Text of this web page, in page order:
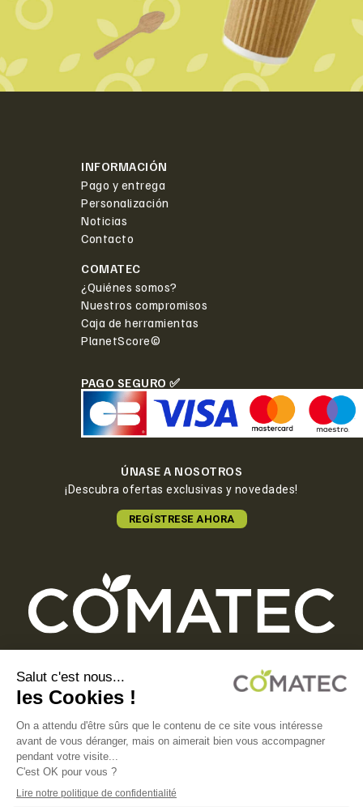
INFORMACIÓN
Pago y entrega
Personalización
Noticias
Contacto
COMATEC
¿Quiénes somos?
Nuestros compromisos
Caja de herramientas
PlanetScore©
PAGO SEGURO ✅
ÚNASE A NOSOTROS
¡Descubra ofertas exclusivas y novedades!
REGÍSTRESE AHORA
COMATEC PACKAGING
Boulevard François-Xavier Fafeur
11000 Carcassonne, FRANCE
AVISO LEGAL
CONDICIONES GENERALES DE VENTA